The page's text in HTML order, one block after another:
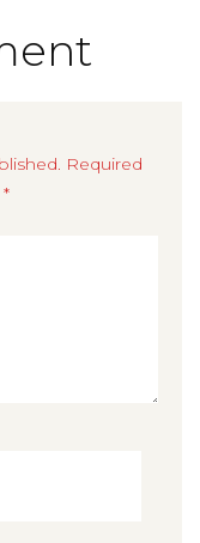
Required